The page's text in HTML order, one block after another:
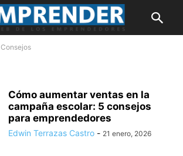
Consejos
Cómo aumentar ventas en la
campaña escolar: 5 consejos
para emprendedores
Edwin Terrazas Castro - 21 enero, 2026